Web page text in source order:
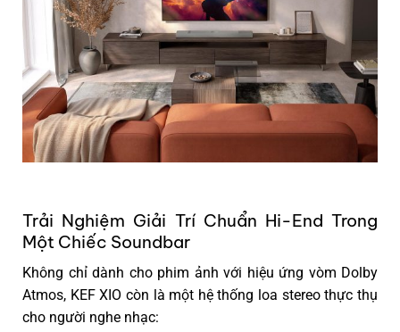
Trải Nghiệm Giải Trí Chuẩn Hi-End Trong
Một Chiếc Soundbar
Không chỉ dành cho phim ảnh với hiệu ứng vòm Dolby
Atmos, KEF XIO còn là một hệ thống loa stereo thực thụ
cho người nghe nhạc: